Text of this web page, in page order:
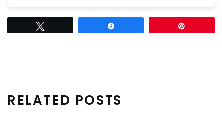
RELATED POSTS